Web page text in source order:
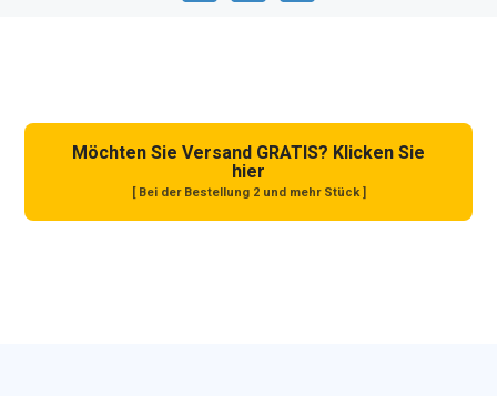
Möchten Sie Versand GRATIS? Klicken Sie
hier
[ Bei der Bestellung 2 und mehr Stück ]